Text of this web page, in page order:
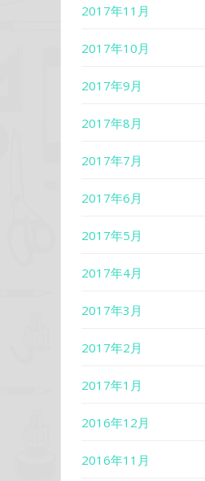
2017年11月
2017年10月
2017年9月
2017年8月
2017年7月
2017年6月
2017年5月
2017年4月
2017年3月
2017年2月
2017年1月
2016年12月
2016年11月